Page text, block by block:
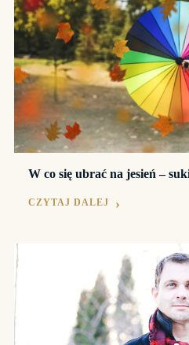
W co się ubrać na jesień –
CZYTAJ DALEJ